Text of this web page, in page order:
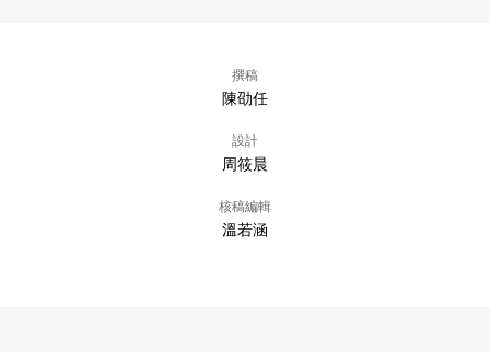
撰稿
陳劭任
設計
周筱晨
核稿編輯
溫若涵